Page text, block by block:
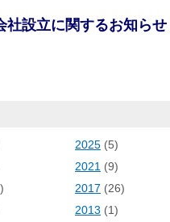
社設立に関するお知らせ
2025 (5)
2021 (9)
2017 (26)
2013 (1)